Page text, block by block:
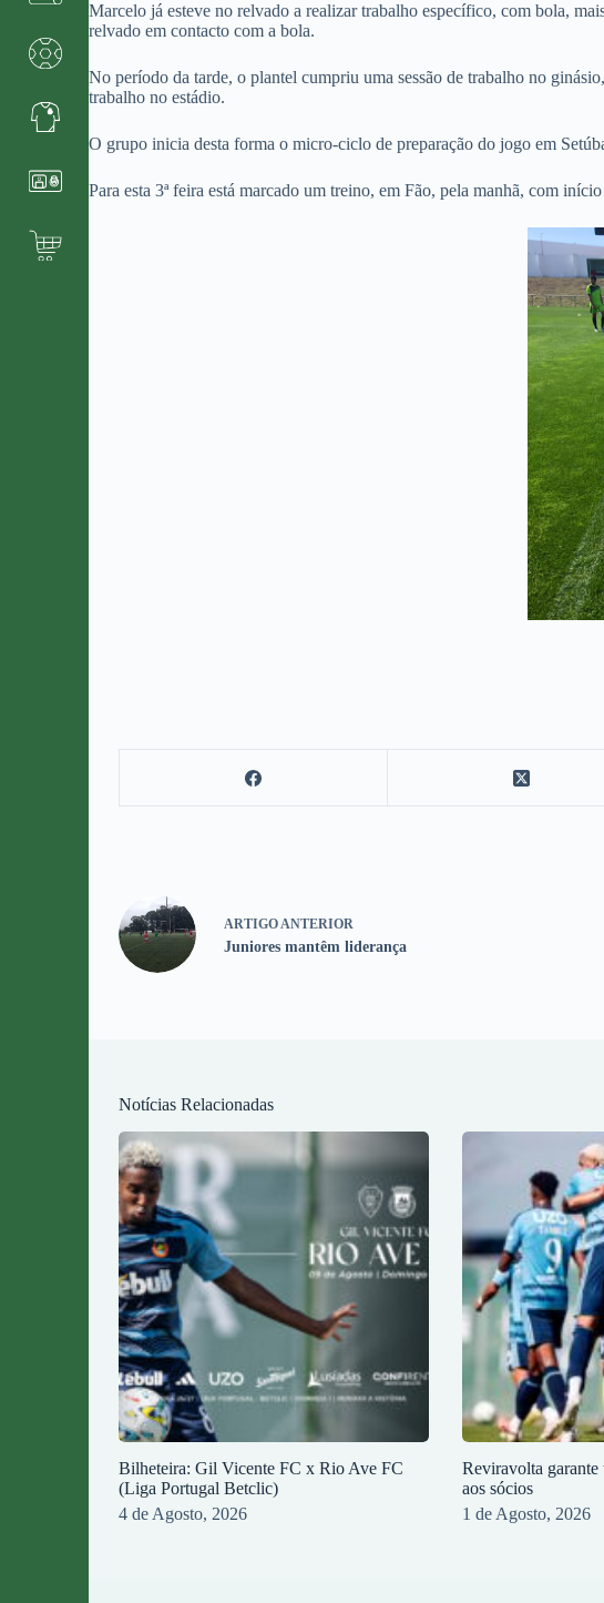
Marcelo já esteve no relvado a realizar trabalho específico, com bola,
relvado em contacto com a bola.
No período da tarde, o plantel cumpriu uma sessão de trabalho no
trabalho no estádio.
O grupo inicia desta forma o micro-ciclo de preparação do jogo em
Para esta 3ª feira está marcado um treino, em Fão, pela manhã, com
ARTIGO ANTERIOR
Juniores mantêm liderança
Notícias Relacionadas
Bilheteira: Gil Vicente FC x Rio Ave FC
(Liga Portugal Betclic)
4 de Agosto, 2026
Reviravolta garante
aos sócios
1 de Agosto, 2026